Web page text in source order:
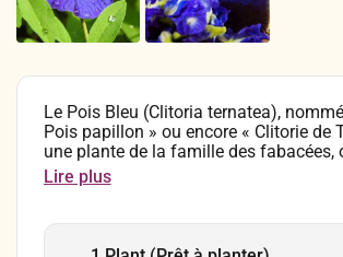
Le Pois Bleu (Clitoria ternatea),
Pois papillon » ou encore « Clitorie de
une plante de la famille des fabacées,
régions tropicales d’Asie du Sud-Est.
curieuse plante grimpante qui se pare
forme suggestive…de vulves d’où son
botanique « Clitoria » !
Lire plus